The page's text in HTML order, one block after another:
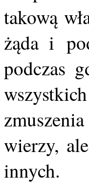
takową
żąda i
podczas
wierzy,
innych.